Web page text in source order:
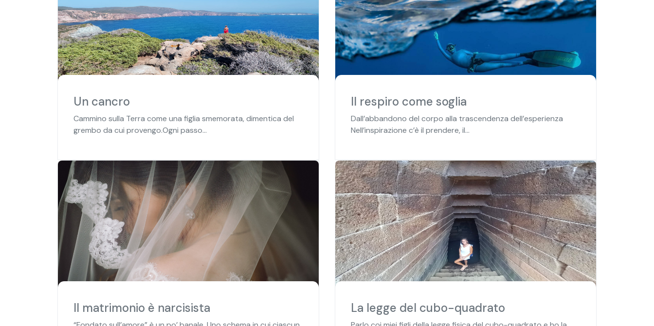
Un cancro
Cammino sulla Terra come una figlia smemorata, dimentica del
grembo da cui provengo.Ogni passo...
Il respiro come soglia
Dall’abbandono del corpo alla trascendenza dell’esperienza
Nell’inspirazione c’è il prendere, il...
Il matrimonio è narcisista La legge del cubo-quadrato